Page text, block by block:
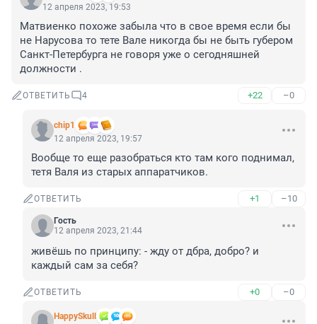
12 апреля 2023, 19:53
Матвиенко похоже забыла что в свое время если бы
не Нарусова то тете Вале никогда бы не быть губером
Санкт-Петербурга не говоря уже о сегодняшней
должности .
ОТВЕТИТЬ 4 +22 –0
chip1
12 апреля 2023, 19:57
Вообще то еще разобраться кто там кого поднимал,
тетя Валя из старых аппаратчиков.
ОТВЕТИТЬ +1 –10
Гость
12 апреля 2023, 21:44
живёшь по принципу: - жду от дбра, добро? и
каждый сам за себя?
ОТВЕТИТЬ +0 –0
HappySkull